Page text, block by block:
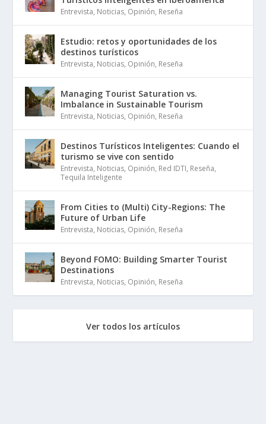
Entrevista, Noticias, Opinión, Reseña
Estudio: retos y oportunidades de los
destinos turísticos
Entrevista, Noticias, Opinión, Reseña
Managing Tourist Saturation vs.
Imbalance in Sustainable Tourism
Entrevista, Noticias, Opinión, Reseña
Destinos Turísticos Inteligentes: Cuando el
turismo se vive con sentido
Entrevista, Noticias, Opinión, Red IDTI, Reseña,
Tequila Inteligente
From Cities to (Multi) City-Regions: The
Future of Urban Life
Entrevista, Noticias, Opinión, Reseña
Beyond FOMO: Building Smarter Tourist
Destinations
Entrevista, Noticias, Opinión, Reseña
Ver todos los artículos